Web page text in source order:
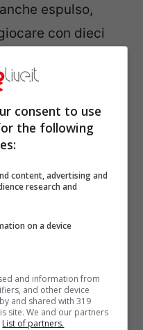
espulso,
con dieci
è visto bene
pugno e poi un
che conducono
consent to use
the following
content, advertising and
research and
on a device
and information from
and other device
and shared with 319
site. We and our partners
List of partners.